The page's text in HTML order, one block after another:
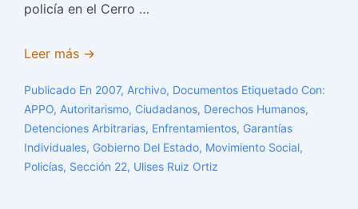
policía en el Cerro …
Oaxaca:
meses
de
conflicto
Leer más →
Publicado En 2007, Archivo, Documentos Etiquetado Con:
APPO, Autoritarismo, Ciudadanos, Derechos Humanos,
Detenciones Arbitrarias, Enfrentamientos, Garantías
Individuales, Gobierno Del Estado, Movimiento Social,
Policías, Sección 22, Ulises Ruiz Ortiz